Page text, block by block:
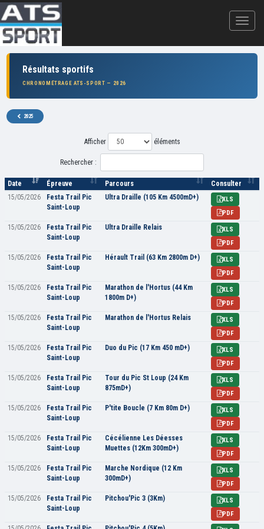
Résultats sportifs
CHRONOMÉTRAGE ATS-SPORT — 2026
2025
Afficher éléments
Rechercher :
Date Épreuve Parcours
Consulter
15/05/2026
Festa Trail Pic
Saint-Loup
Ultra Draille (105 Km 4500mD+)
XLS
PDF
15/05/2026
Festa Trail Pic
Saint-Loup
Ultra Draille Relais
XLS
PDF
15/05/2026
Festa Trail Pic
Saint-Loup
Hérault Trail (63 Km 2800m D+)
XLS
PDF
15/05/2026
Festa Trail Pic
Saint-Loup
Marathon de l'Hortus (44 Km
1800m D+)
XLS
PDF
15/05/2026
Festa Trail Pic
Saint-Loup
Marathon de l'Hortus Relais
XLS
PDF
15/05/2026
Festa Trail Pic
Saint-Loup
Duo du Pic (17 Km 450 mD+)
XLS
PDF
15/05/2026
Festa Trail Pic
Saint-Loup
Tour du Pic St Loup (24 Km
875mD+)
XLS
PDF
15/05/2026
Festa Trail Pic
Saint-Loup
P'tite Boucle (7 Km 80m D+)
XLS
PDF
15/05/2026
Festa Trail Pic
Saint-Loup
Cécélienne Les Déesses
Muettes (12Km 300mD+)
XLS
PDF
15/05/2026
Festa Trail Pic
Saint-Loup
Marche Nordique (12 Km
300mD+)
XLS
PDF
15/05/2026
Festa Trail Pic
Saint-Loup
Pitchou'Pic 3 (3Km)
XLS
PDF